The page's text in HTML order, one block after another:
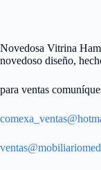
Novedosa Vitrina
novedoso diseño,
para ventas